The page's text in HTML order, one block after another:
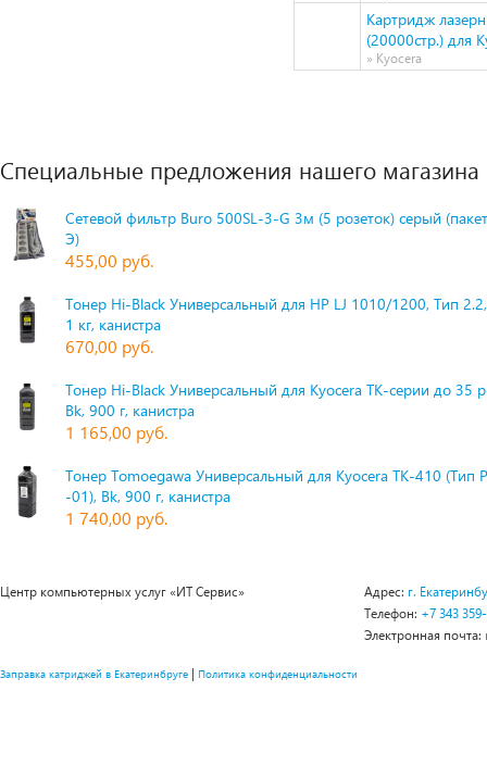
Картридж
(20000стр.) для
» Kyocera
Специальные предложения нашего магазина
Сетевой фильтр Buro 500SL-3-G 3м (5 розеток) серый
Э)
455,00 руб.
Тонер Hi-Black Универсальный для HP LJ 1010/1200, Тип
1 кг, канистра
670,00 руб.
Тонер Hi-Black Универсальный для Kyocera TK-серии до 35
Bk, 900 г, канистра
1 165,00 руб.
Тонер Tomoegawa Универсальный для Kyocera TK-410 (Тип
-01), Bk, 900 г, канистра
1 740,00 руб.
Центр компьютерных услуг «ИТ Сервис» Адрес: г.
Телефон: +7 343
Электронная почта:
Заправка катриджей в Екатеринбруге | Политика конфиденциальности